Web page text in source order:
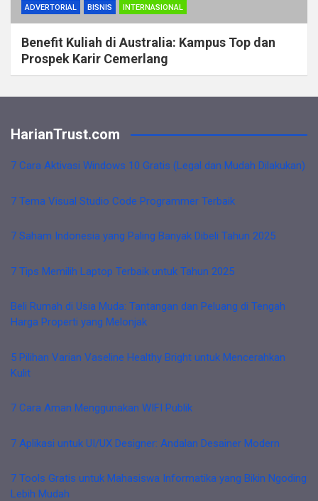
ADVERTORIAL BISNIS INTERNASIONAL
Benefit Kuliah di Australia: Kampus Top dan
Prospek Karir Cemerlang
HarianTrust.com
7 Cara Aktivasi Windows 10 Gratis (Legal dan Mudah Dilakukan)
7 Tema Visual Studio Code Programmer Terbaik
7 Saham Indonesia yang Paling Banyak Dibeli Tahun 2025
7 Tips Memilih Laptop Terbaik untuk Tahun 2025
Beli Rumah di Usia Muda: Tantangan dan Peluang di Tengah
Harga Properti yang Melonjak
5 Pilihan Varian Vaseline Healthy Bright untuk Mencerahkan
Kulit
7 Cara Aman Menggunakan WIFI Publik
7 Aplikasi untuk UI/UX Designer: Andalan Desainer Modern
7 Tools Gratis untuk Mahasiswa Informatika yang Bikin Ngoding
Lebih Mudah